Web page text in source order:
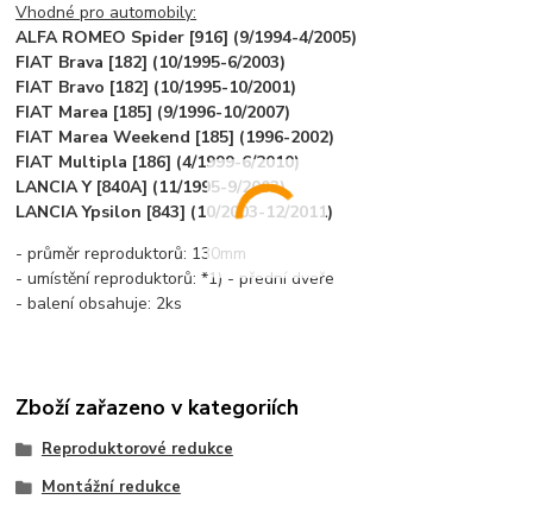
Vhodné pro automobily:
ALFA ROMEO Spider [916] (9/1994-4/2005)
FIAT Brava [182] (10/1995-6/2003)
FIAT Bravo [182] (10/1995-10/2001)
FIAT Marea [185] (9/1996-10/2007)
FIAT Marea Weekend [185] (1996-2002)
FIAT Multipla [186] (4/1999-6/2010)
LANCIA Y [840A] (11/1995-9/2003)
LANCIA Ypsilon [843] (10/2003-12/2011)
- průměr reproduktorů: 130mm
- umístění reproduktorů: *1) - přední dveře
- balení obsahuje: 2ks
Zboží zařazeno v kategoriích
Reproduktorové redukce
Montážní redukce